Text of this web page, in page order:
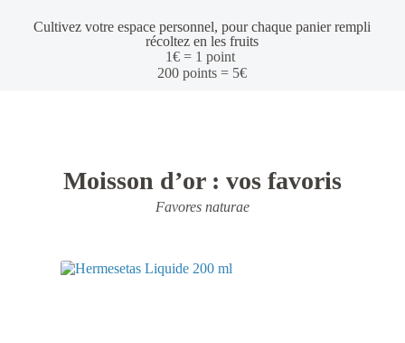
Cultivez votre espace personnel, pour chaque panier rempli
récoltez en les fruits
1€ = 1 point
200 points = 5€
Moisson d’or : vos favoris
Favores naturae